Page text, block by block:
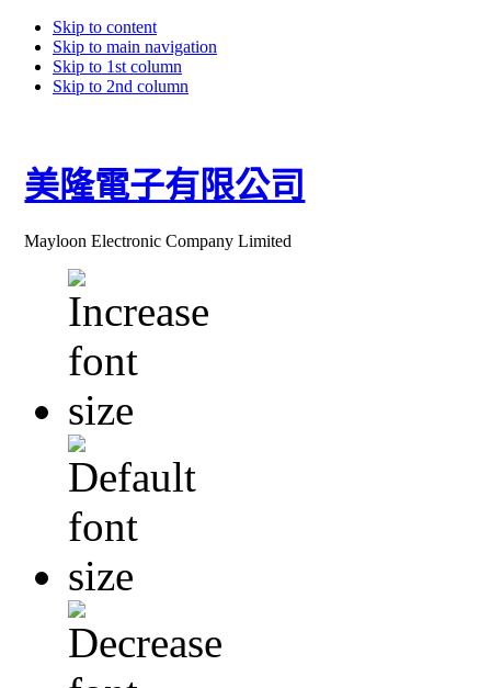
Skip to content
Skip to main navigation
Skip to 1st column
Skip to 2nd column
美隆電子有限公司
Mayloon Electronic Company Limited